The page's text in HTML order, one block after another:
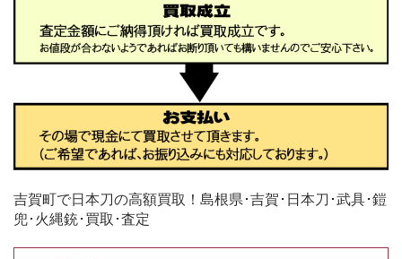
吉賀町で日本刀の高額買取！島根県･吉賀･日本刀･武具･鎧
兜･火縄銃･買取･査定